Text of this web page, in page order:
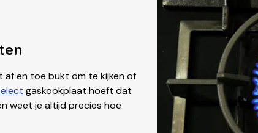
af en toe bukt om te kijken of
gaskookplaat hoeft dat
weet je altijd precies hoe